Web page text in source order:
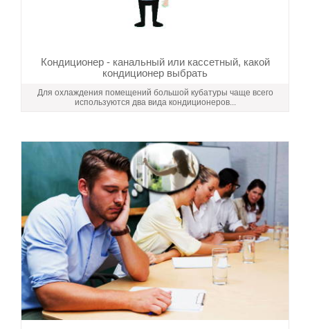
Кондиционер - канальный или кассетный, какой
кондиционер выбрать
Для охлаждения помещений большой кубатуры чаще всего
используются два вида кондиционеров...